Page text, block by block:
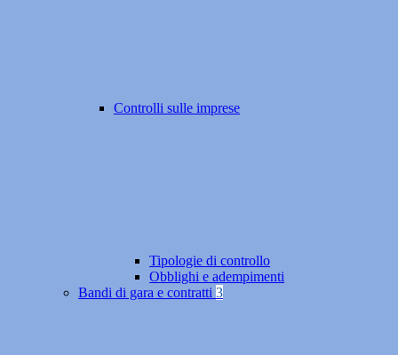
Controlli sulle imprese
Tipologie di controllo
Obblighi e adempimenti
Bandi di gara e contratti 3